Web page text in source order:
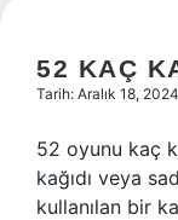
52 KAÇ
Tarih: Aralık 18, 2024
52 oyunu kaç
kağıdı veya
kullanılan bir